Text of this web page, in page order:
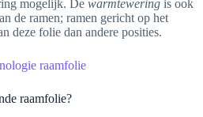
mogelijk. De warmtewering is ook
de ramen; ramen gericht op het
deze folie dan andere posities.
raamfolie?